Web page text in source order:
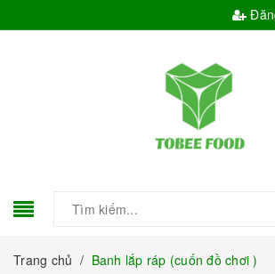
Trang chủ / Banh lắp ráp (cuốn đồ chơi )